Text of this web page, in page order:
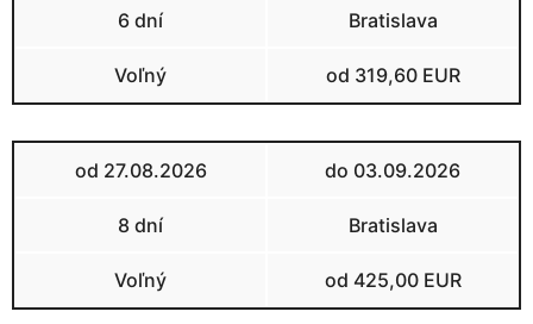
6 dní Bratislava
Voľný od 319,60 EUR
od 27.08.2026 do 03.09.2026
8 dní Bratislava
Voľný od 425,00 EUR